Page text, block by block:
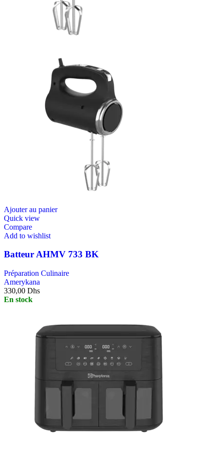
Ajouter au panier
Quick view
Compare
Add to wishlist
Batteur AHMV 733 BK
Préparation Culinaire
Amerykana
330,00 Dhs
En stock